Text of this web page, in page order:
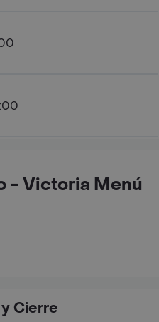
- Victoria Menú
Cierre